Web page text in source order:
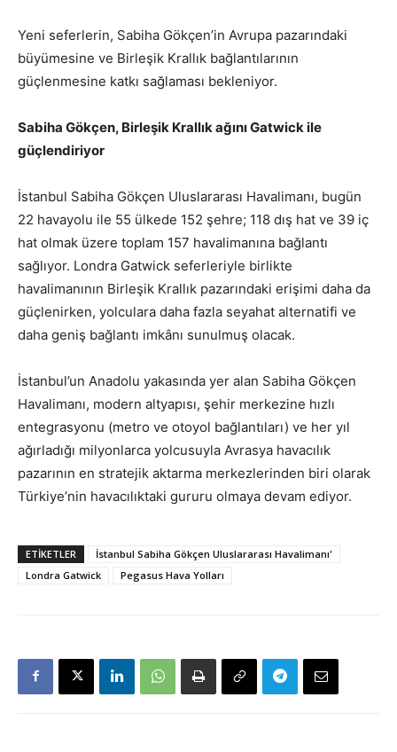
Yeni seferlerin, Sabiha Gökçen’in Avrupa pazarındaki
büyümesine ve Birleşik Krallık bağlantılarının
güçlenmesine katkı sağlaması bekleniyor.
Sabiha Gökçen, Birleşik Krallık ağını Gatwick ile
güçlendiriyor
İstanbul Sabiha Gökçen Uluslararası Havalimanı, bugün
22 havayolu ile 55 ülkede 152 şehre; 118 dış hat ve 39 iç
hat olmak üzere toplam 157 havalimanına bağlantı
sağlıyor. Londra Gatwick seferleriyle birlikte
havalimanının Birleşik Krallık pazarındaki erişimi daha da
güçlenirken, yolculara daha fazla seyahat alternatifi ve
daha geniş bağlantı imkânı sunulmuş olacak.
İstanbul’un Anadolu yakasında yer alan Sabiha Gökçen
Havalimanı, modern altyapısı, şehir merkezine hızlı
entegrasyonu (metro ve otoyol bağlantıları) ve her yıl
ağırladığı milyonlarca yolcusuyla Avrasya havacılık
pazarının en stratejik aktarma merkezlerinden biri olarak
Türkiye’nin havacılıktaki gururu olmaya devam ediyor.
ETIKETLER
İstanbul Sabiha Gökçen Uluslararası Havalimanı'
Londra Gatwick
Pegasus Hava Yolları